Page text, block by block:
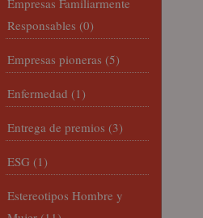
Empresas Familiarmente
Responsables (0)
Empresas pioneras (5)
Enfermedad (1)
Entrega de premios (3)
ESG (1)
Estereotipos Hombre y